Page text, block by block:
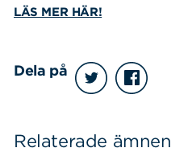
LÄS MER HÄR!
Dela på
Relaterade ämnen